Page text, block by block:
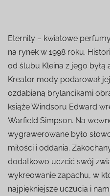
Eternity – kwiatowe
na rynek w 1998 roku.
od ślubu Kleina z jego byłą
Kreator mody podarował
ozdabianą brylancikami
książe Windsoru Edward
Warfield Simpson. Na
wygrawerowane było
miłości i oddania.
dodatkowo uczcić swój
wykreowanie zapachu, w
najpiękniejsze uczucia i